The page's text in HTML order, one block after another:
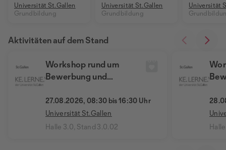
Universität St.Gallen
Grundbildung
Universität St.Gallen
Grundbildung
Universität
Workshop rund um
Bewerbung und
27.08.2026, 08:30 bis 16:30 Uhr
Universität St.Gallen
Halle 3.0, Stand 3.0.02
Aktivitäten auf dem Stand